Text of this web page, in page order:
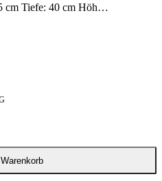
Hochschrank Turin 39 Breite: 45 cm Tiefe: 40 cm Höhe: 185 cm Lieferzeit 2-5 werktage